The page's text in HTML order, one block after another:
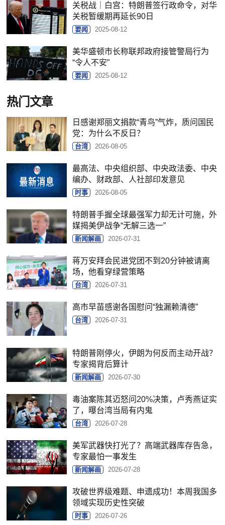
关税战｜白宫：特朗普签行政命令，对华
关税暂缓期再延长90日
要闻 2025-08-12
美华盛顿市长称联邦政府接管警局行为
“令人不安”
要闻 2025-08-12
热门文章
日感谢郑丽文捐款“青鸟”气炸，质问国民
党：为什么不反日？
台湾 2026-08-05
最高法、中央组织部、中央政法委、中央
编办、财政部、人社部印发意见
时事 2026-08-05
特朗普手握全球最强军力却无计可施，外
媒揭美伊战争“无解三选一”
新闻解画 2026-07-31
蒋万安拜会民进党团不到20分钟被请离
场，他看穿绿营策略
台湾 2026-07-31
高市早苗感谢各国慰问“独漏赖清德”
台湾 2026-07-31
特朗普刚停火，伊朗为何反而主动开战？
专家揭背后算计
新闻解画 2026-07-30
毒油案陈其迈怒问20%决策，卢秀燕证实
了，曝台湾当局有内鬼
台湾 2026-07-28
美军武器快打光了？高端武器库存告急，
专家最怕一事发生
新闻解画 2026-07-28
攻破世界级难题、申遗成功！本周我国多
领域实现历史性突破
时事 2026-07-26